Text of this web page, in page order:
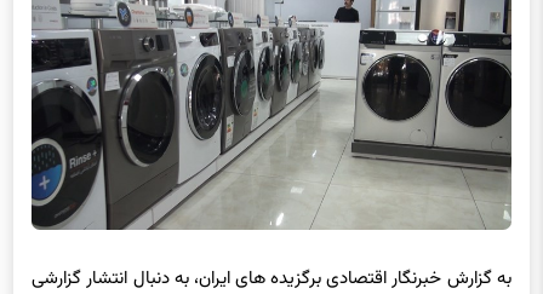
به گزارش خبرنگار اقتصادی برگزیده های ایران، به دنبال انتشار گزارشی